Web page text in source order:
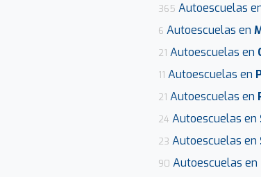
365 Autoescuelas
6 Autoescuelas en
21 Autoescuelas en
11 Autoescuelas en
21 Autoescuelas en
24 Autoescuelas en
23 Autoescuelas en
90 Autoescuelas en